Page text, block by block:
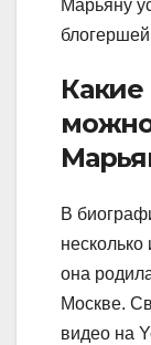
Марьяну
В
она
Москве.
видео на